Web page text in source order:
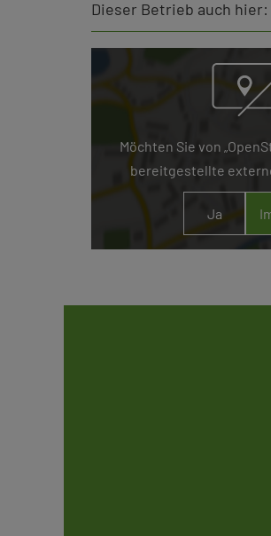
Dieser Betrieb auch hier:
Möchten Sie von
bereitgestellte
Ja